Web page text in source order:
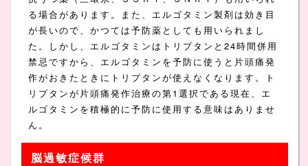
る場合があります。また、エルゴタミン製剤は効き目
が長いので、かつては予防薬としても用いられまし
た。しかし、エルゴタミンはトリプタンと24時間併用
禁忌ですから、エルゴタミンを予防に使うと片頭痛発
作がおきたときにトリプタンが使えなくなります。ト
リプタンが片頭痛発作治療の第1選択である現在、エ
ルゴタミンを積極的に予防に使用する意味はありませ
ん。
脳過敏症候群